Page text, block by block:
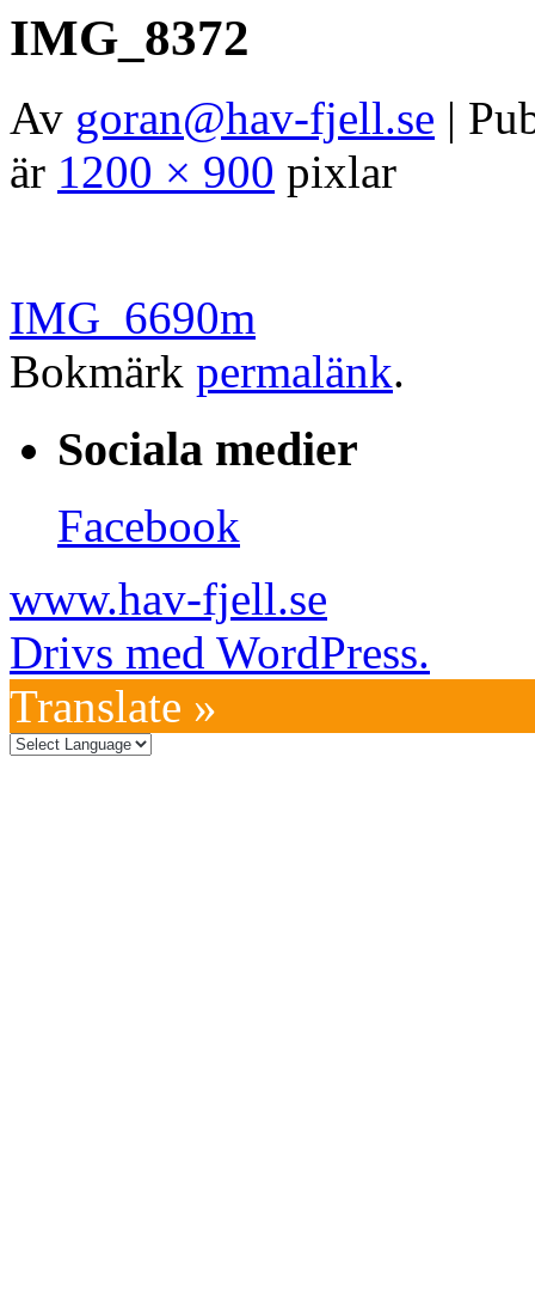
IMG_8372
Av goran@hav-fjell.se |
är 1200 × 900 pixlar
IMG_6690m
Bokmärk permalänk.
Sociala medier
Facebook
www.hav-fjell.se
Drivs med WordPress.
Translate »